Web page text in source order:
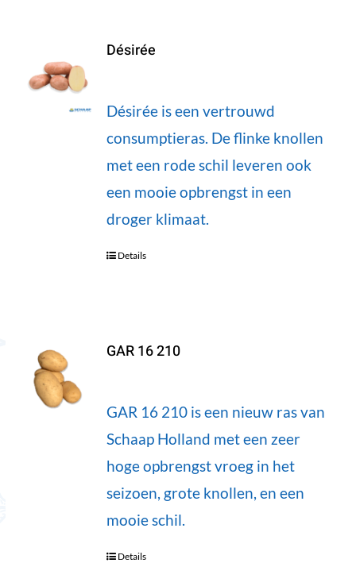
Désirée
Désirée is een vertrouwd
consumptieras. De flinke knollen
met een rode schil leveren ook
een mooie opbrengst in een
droger klimaat.
Details
GAR 16 210
GAR 16 210 is een nieuw ras van
Schaap Holland met een zeer
hoge opbrengst vroeg in het
seizoen, grote knollen, en een
mooie schil.
Details